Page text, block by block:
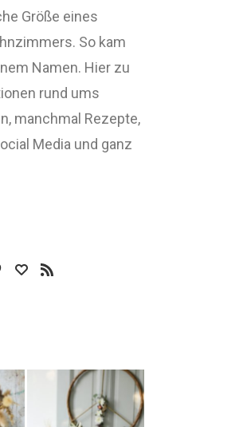
Größe eines
So kam
Namen. Hier zu
rund ums
manchmal Rezepte,
Media und ganz